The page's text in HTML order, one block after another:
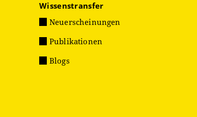
Wissenstransfer
Neuerscheinungen
Publikationen
Blogs